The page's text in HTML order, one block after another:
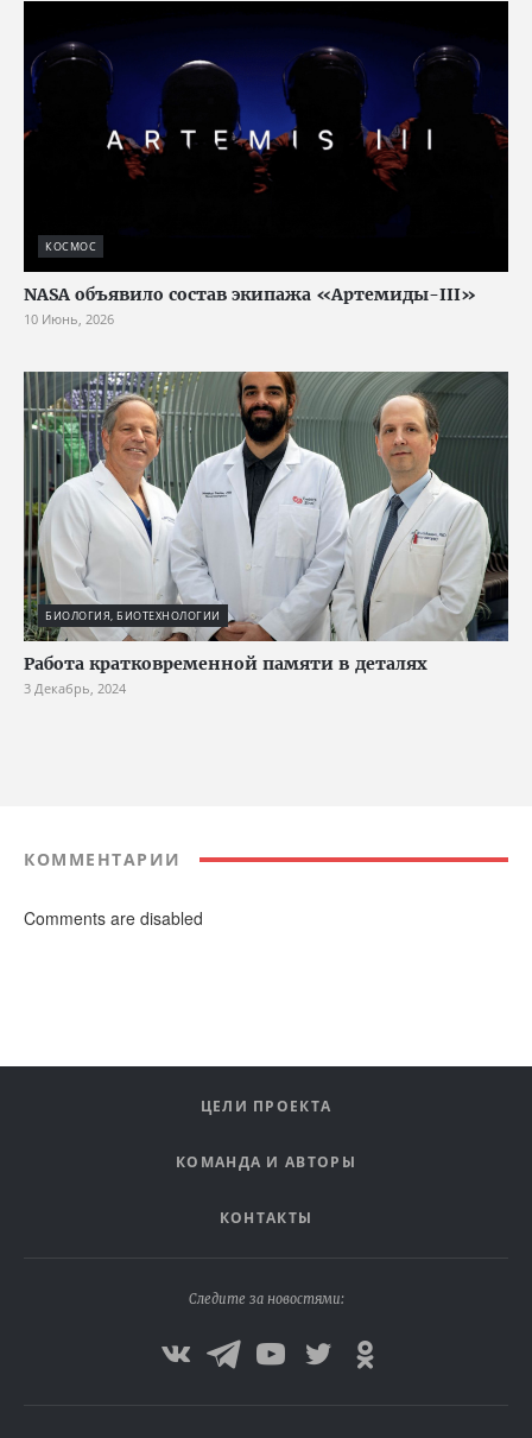
КОСМОС
NASA объявило состав экипажа «Артемиды-III»
10 Июнь, 2026
БИОЛОГИЯ, БИОТЕХНОЛОГИИ
Работа кратковременной памяти в деталях
3 Декабрь, 2024
КОММЕНТАРИИ
Comments are disabled
ЦЕЛИ ПРОЕКТА
КОМАНДА И АВТОРЫ
КОНТАКТЫ
Следите за новостями: